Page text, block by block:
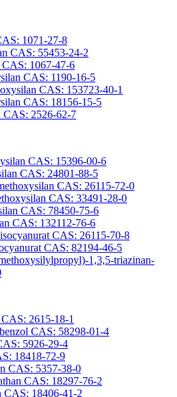
1071-27-8
CAS: 55453-24-2
1067-47-6
CAS: 1190-16-5
CAS: 153723-40-1
CAS: 18156-15-5
CAS: 2526-62-7
CAS: 15396-00-6
CAS: 24801-88-5
CAS: 26115-72-0
CAS: 33491-28-0
CAS: 78450-75-6
CAS: 132112-76-6
CAS: 26115-70-8
CAS: 82194-46-5
1,3,5-triazinan-
2615-18-1
CAS: 58298-01-4
5926-29-4
18418-72-9
CAS: 5357-38-0
CAS: 18297-76-2
CAS: 18406-41-2